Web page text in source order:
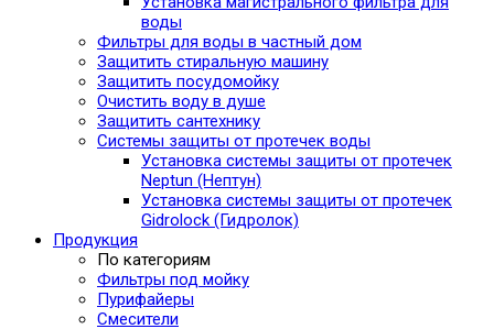
воды
Фильтры для воды в частный дом
Защитить стиральную машину
Защитить посудомойку
Очистить воду в душе
Защитить сантехнику
Системы защиты от протечек воды
Установка системы защиты от протечек
Neptun (Нептун)
Установка системы защиты от протечек
Gidrolock (Гидролок)
Продукция
По категориям
Фильтры под мойку
Пурифайеры
Смесители